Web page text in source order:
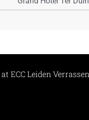
ECC Leiden